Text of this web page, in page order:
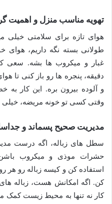
تهویه مناسب منزل و اهمیت
هوای تازه برای سلامتی خیلی
طولانی بسته نگه داریم، هوای
غبار و میکروب ها بشه. سعی
دقیقه، پنجره ها رو باز کنی تا
و آلوده بیرون بره. این کار به
وقتی کسی تو خونه مریضه، خیلی
مدیریت صحیح پسماند و
سطل های زباله، اگه درست
حشرات موذی و میکروب
استفاده کن و کیسه زباله رو هر
کن. اگه امکانش هست، زباله
کار نه تنها به محیط زیست کمک